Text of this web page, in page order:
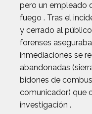
pero un empleado
fuego . Tras el
y cerrado al
forenses
inmediaciones se
abandonadas
bidones de
comunicador) que
investigación .